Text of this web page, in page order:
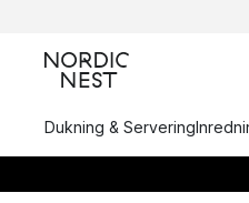
Dukning & Servering